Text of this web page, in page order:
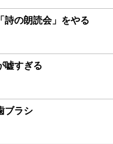
詩の朗読会」をやる
嘘すぎる
ブラシ